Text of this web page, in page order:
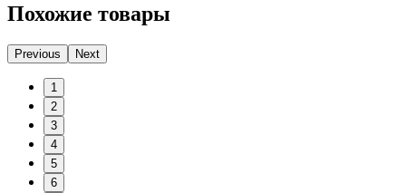
Похожие товары
Previous Next
1
2
3
4
5
6